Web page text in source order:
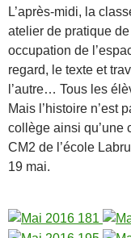
L’après-midi, la
atelier de pratique
occupation de
regard, le texte et
l’autre… Tous les
Mais l’histoire n’est
collège ainsi qu’une
CM2 de l’école
19 mai.